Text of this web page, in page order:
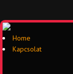
Home
Kapcsolat